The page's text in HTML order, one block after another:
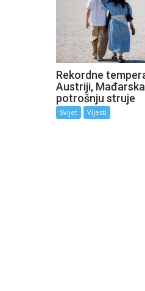
Rekordne
Austriji,
potrošnju struje
Svijet Vijesti